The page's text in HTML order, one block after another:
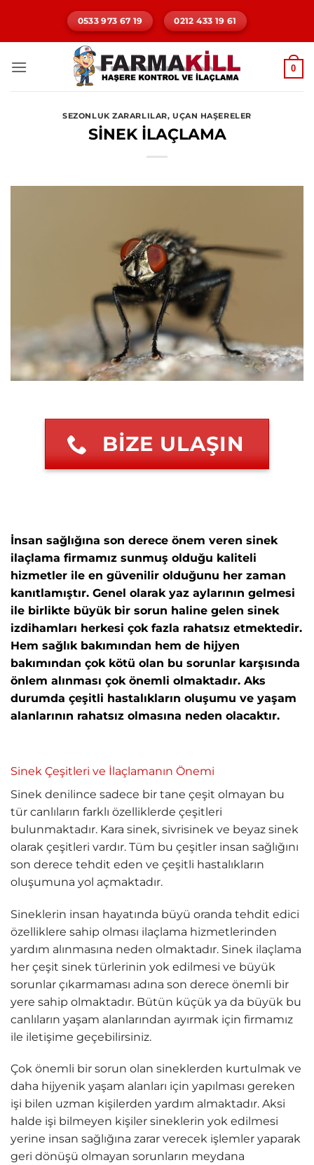
0533 973 67 19 0212 433 19 61
0
SEZONLUK ZARARLILAR, UÇAN HAŞERELER
SİNEK İLAÇLAMA
BİZE ULAŞIN
İnsan sağlığına son derece önem veren sinek
ilaçlama firmamız sunmuş olduğu kaliteli
hizmetler ile en güvenilir olduğunu her zaman
kanıtlamıştır. Genel olarak yaz aylarının gelmesi
ile birlikte büyük bir sorun haline gelen sinek
izdihamları herkesi çok fazla rahatsız etmektedir.
Hem sağlık bakımından hem de hijyen
bakımından çok kötü olan bu sorunlar karşısında
önlem alınması çok önemli olmaktadır. Aks
durumda çeşitli hastalıkların oluşumu ve yaşam
alanlarının rahatsız olmasına neden olacaktır.
Sinek Çeşitleri ve İlaçlamanın Önemi
Sinek denilince sadece bir tane çeşit olmayan bu
tür canlıların farklı özelliklerde çeşitleri
bulunmaktadır. Kara sinek, sivrisinek ve beyaz sinek
olarak çeşitleri vardır. Tüm bu çeşitler insan sağlığını
son derece tehdit eden ve çeşitli hastalıkların
oluşumuna yol açmaktadır.
Sineklerin insan hayatında büyü oranda tehdit edici
özelliklere sahip olması ilaçlama hizmetlerinden
yardım alınmasına neden olmaktadır. Sinek ilaçlama
her çeşit sinek türlerinin yok edilmesi ve büyük
sorunlar çıkarmaması adına son derece önemli bir
yere sahip olmaktadır. Bütün küçük ya da büyük bu
canlıların yaşam alanlarından ayırmak için firmamız
ile iletişime geçebilirsiniz.
Çok önemli bir sorun olan sineklerden kurtulmak ve
daha hijyenik yaşam alanları için yapılması gereken
işi bilen uzman kişilerden yardım almaktadır. Aksi
halde işi bilmeyen kişiler sineklerin yok edilmesi
yerine insan sağlığına zarar verecek işlemler yaparak
geri dönüşü olmayan sorunların meydana